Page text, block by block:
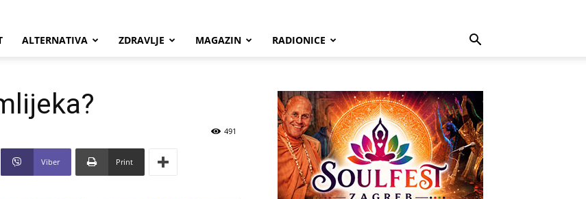
ALTERNATIVA ZDRAVLJE MAGAZIN RADIONICE
491
Viber Print